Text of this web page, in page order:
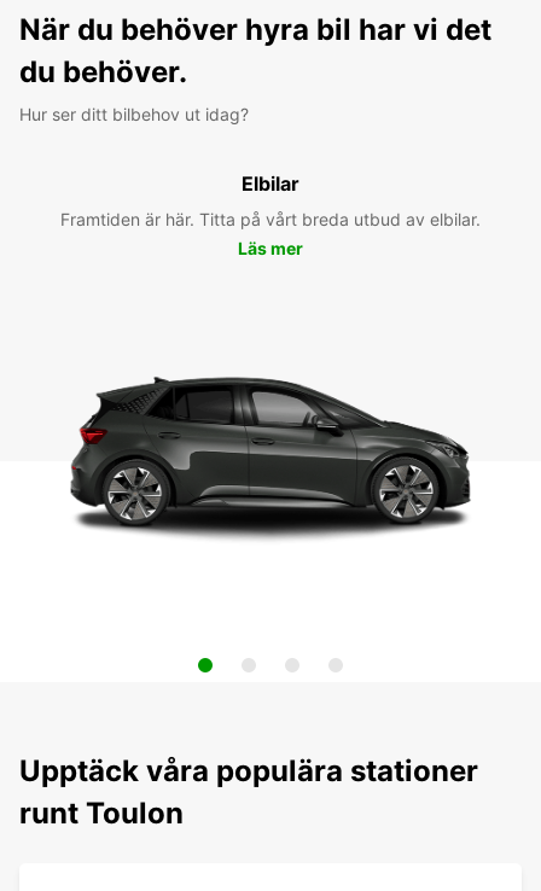
När du behöver hyra bil har vi det
du behöver.
Hur ser ditt bilbehov ut idag?
Elbilar
Framtiden är här. Titta på vårt breda utbud av elbilar.
Läs mer
Upptäck våra populära stationer
runt Toulon